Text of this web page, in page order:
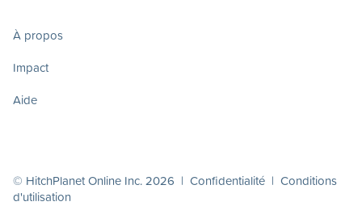
À propos
Impact
Aide
© HitchPlanet Online Inc. 2026 | Confidentialité | Conditions
d'utilisation